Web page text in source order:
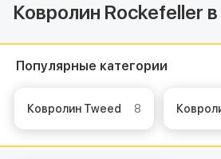
Ковролин Rockefeller
Популярные категории
Ковролин Tweed 8